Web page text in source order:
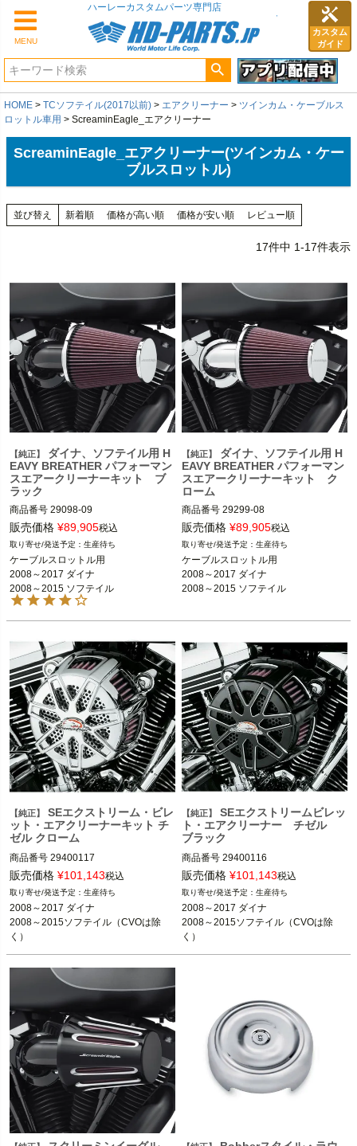
MENU
カスタム
ガイド
HOME TCソフテイル(2017以前) エアクリーナー
ツインカム・ケーブルス
ロットル車用
ScreaminEagle_エアクリーナー
ScreaminEagle_エアクリーナー(ツインカム・ケー
ブルスロットル)
並び替え 新着順 価格が高い順 価格が安い順 レビュー順
17件中 1-17件表示
【純正】
ダイナ、ソフテイル用 H
EAVY BREATHER パフォーマン
スエアークリーナーキット ブ
ラック
商品番号 29098-09
2008～2017 ダイナ
2008～2015 ソフテイル
※FLSTSE2/3、FXSBSE、FXDLSは不
可
Screamin Eagle（スクリーミンイーグ
販売価格 ¥89,905税込
生産待ち
ケーブルスロットル用
2008～2017 ダイナ
2008～2015 ソフテイル
【純正】
ダイナ、ソフテイル用 H
EAVY BREATHER パフォーマン
スエアークリーナーキット ク
ローム
商品番号 29299-08
2008～2017 ダイナ
2008～2015 ソフテイル
※FLSTSE2/3、FXSBSE、FXDLSは不
可
Screamin Eagle（スクリーミンイーグ
販売価格 ¥89,905税込
生産待ち
ケーブルスロットル用
2008～2017 ダイナ
2008～2015 ソフテイル
【純正】
SEエクストリーム・ビレ
ット・エアクリーナーキット チ
ゼル クローム
商品番号 29400117
2008～2017 ダイナ
2008～2015ソフテイル
※CVOは除く
Screamin Eagle（スクリーミンイーグ
ル）
販売価格 ¥101,143税込
生産待ち
2008～2017 ダイナ
2008～2015ソフテイル（CVOは除
く）
【純正】
SEエクストリームビレッ
ト・エアクリーナー チゼル
ブラック
商品番号 29400116
2008～2017 ダイナ
2008～2015 ソフテイル
※CVOは除く
Screamin Eagle（スクリーミンイーグ
ル）
販売価格 ¥101,143税込
生産待ち
2008～2017 ダイナ
2008～2015ソフテイル（CVOは除
く）